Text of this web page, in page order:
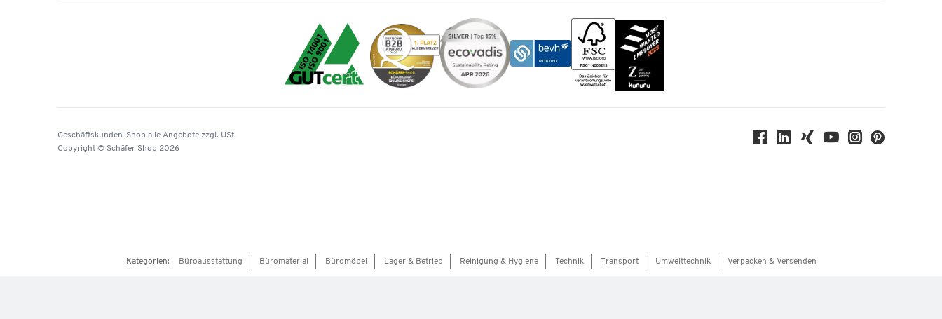
Geschäftskunden-Shop alle Angebote zzgl. USt.
Copyright © Schäfer Shop 2026
Kategorien: Büroausstattung Büromaterial Büromöbel Lager & Betrieb Reinigung & Hygiene Technik Transport Umwelttechnik Verpacken & Versenden